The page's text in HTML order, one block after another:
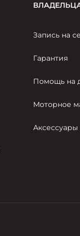
Запись на
Гарантия
Помощь на
Моторное
Аксессуары